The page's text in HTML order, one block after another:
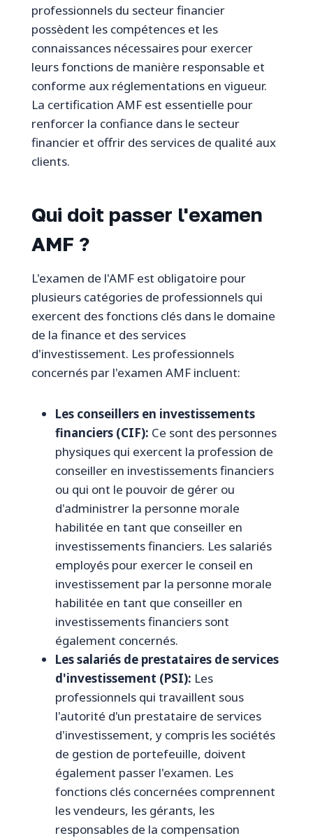
professionnels du secteur financier
possèdent les compétences et les
connaissances nécessaires pour exercer
leurs fonctions de manière responsable et
conforme aux réglementations en vigueur.
La certification AMF est essentielle pour
renforcer la confiance dans le secteur
financier et offrir des services de qualité aux
clients.
Qui doit passer l'examen
AMF ?
L'examen de l'AMF est obligatoire pour
plusieurs catégories de professionnels qui
exercent des fonctions clés dans le domaine
de la finance et des services
d'investissement. Les professionnels
concernés par l'examen AMF incluent:
Les conseillers en investissements
financiers (CIF): Ce sont des personnes
physiques qui exercent la profession de
conseiller en investissements financiers
ou qui ont le pouvoir de gérer ou
d'administrer la personne morale
habilitée en tant que conseiller en
investissements financiers. Les salariés
employés pour exercer le conseil en
investissement par la personne morale
habilitée en tant que conseiller en
investissements financiers sont
également concernés.
Les salariés de prestataires de services
d'investissement (PSI): Les
professionnels qui travaillent sous
l'autorité d'un prestataire de services
d'investissement, y compris les sociétés
de gestion de portefeuille, doivent
également passer l'examen. Les
fonctions clés concernées comprennent
les vendeurs, les gérants, les
responsables de la compensation